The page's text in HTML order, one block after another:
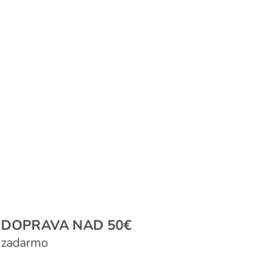
DOPRAVA NAD 50€
zadarmo